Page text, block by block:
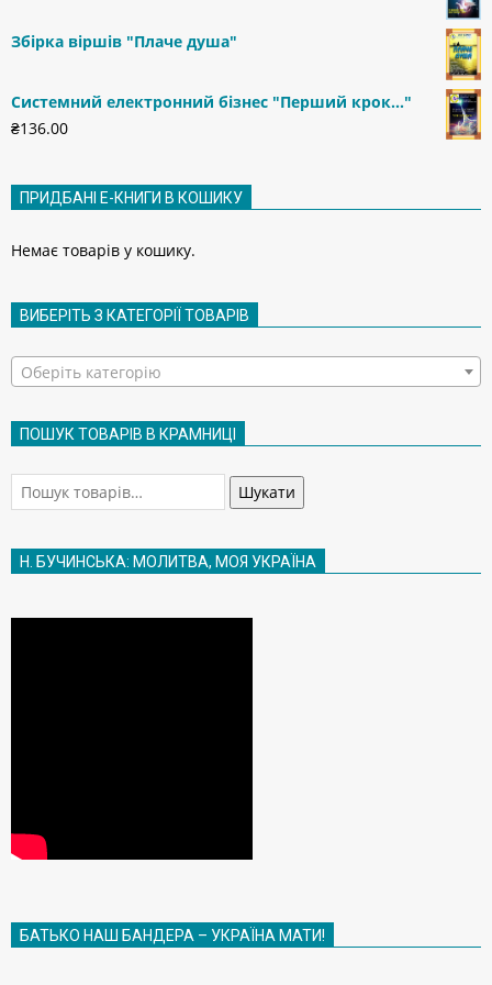
Збірка віршів "Плаче душа"
Системний електронний бізнес "Перший крок..."
₴136.00
ПРИДБАНІ Е-КНИГИ В КОШИКУ
Немає товарів у кошику.
ВИБЕРІТЬ З КАТЕГОРІЇ ТОВАРІВ
Оберіть категорію
ПОШУК ТОВАРІВ В КРАМНИЦІ
Шукати: Шукати
Н. БУЧИНСЬКА: МОЛИТВА, МОЯ УКРАЇНА
БАТЬКО НАШ БАНДЕРА – УКРАЇНА МАТИ!